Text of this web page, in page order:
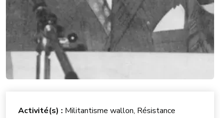
Activité(s) : Militantisme wallon, Résistance